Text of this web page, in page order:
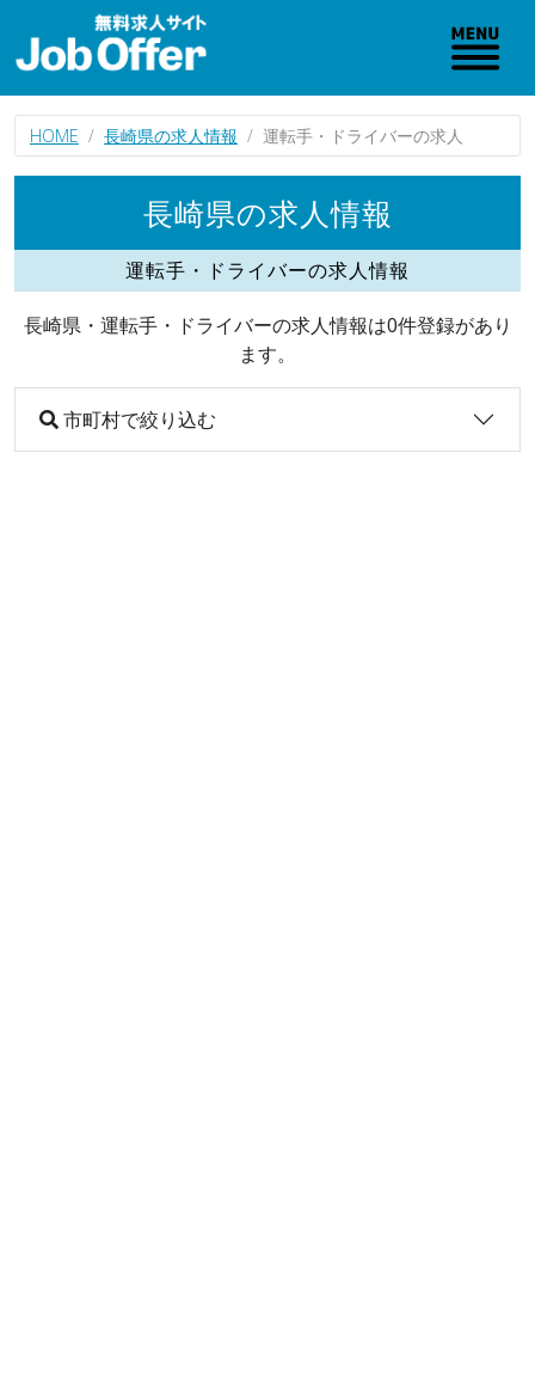
HOME 長崎県の求人情報 運転手・ドライバーの求人
長崎県の求人情報
運転手・ドライバーの求人情報
長崎県・運転手・ドライバーの求人情報は0件登録があり
ます。
市町村で絞り込む